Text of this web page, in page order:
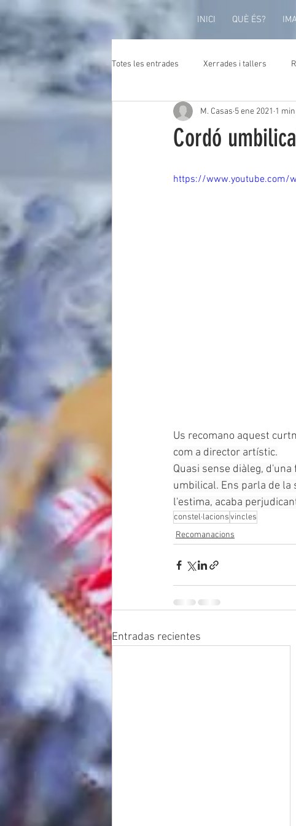
INICI QUÈ ÉS?
Totes les entrades Xerrades i tallers
Cordó
M. Casas 5 ene 2021 1
https://www.youtube.com/
Us recomano aquest
com a director artístic.
Quasi sense diàleg,
umbilical. Ens parla de
l'estima, acaba
constel·lacionsvincles
Recomanacions
Entradas recientes